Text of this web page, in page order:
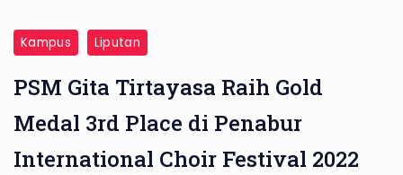
Kampus Liputan
PSM Gita Tirtayasa Raih Gold
Medal 3rd Place di Penabur
International Choir Festival 2022